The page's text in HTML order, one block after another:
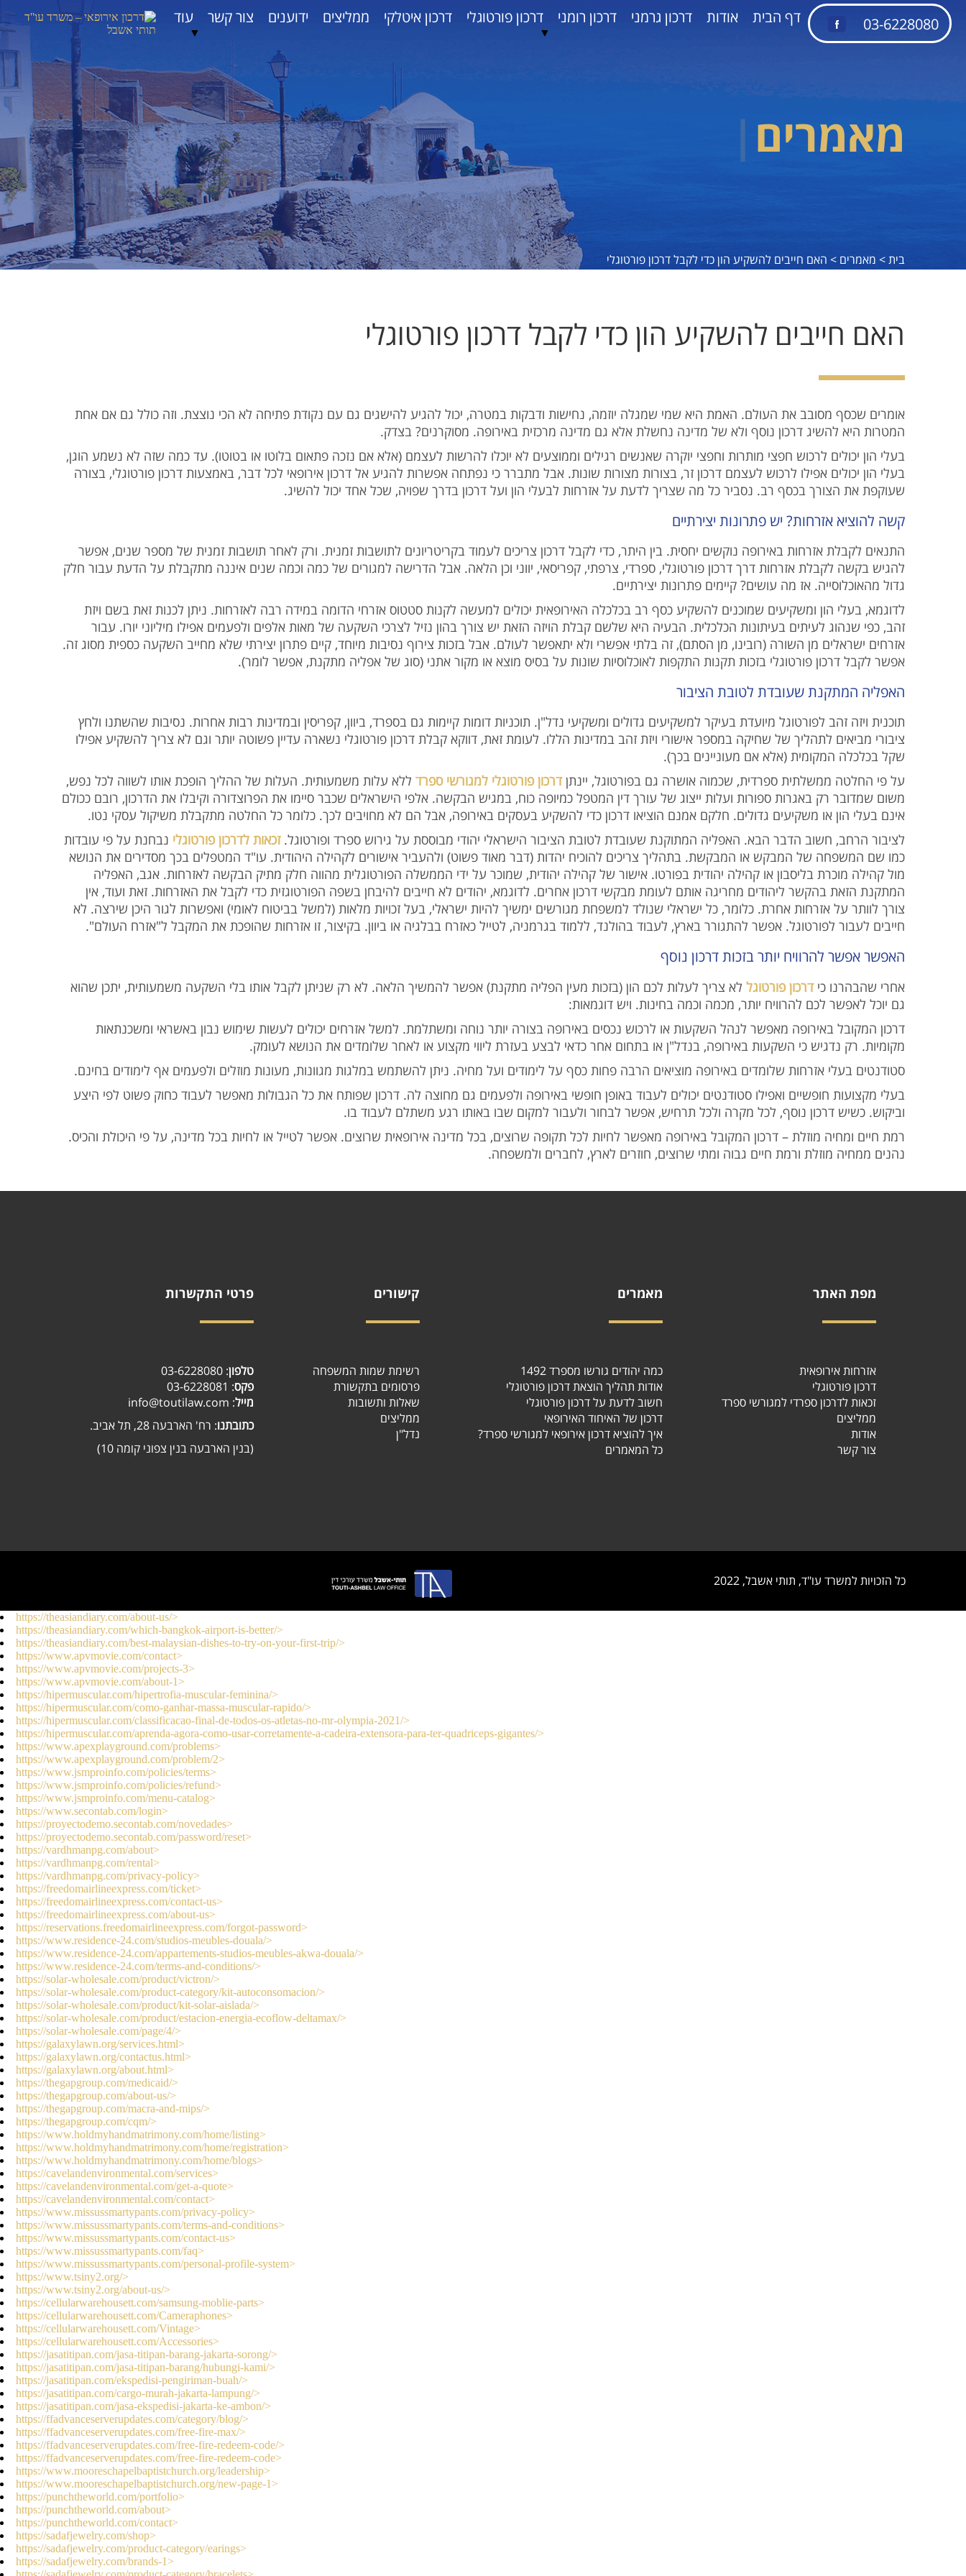
03-6228080 דף הבית אודות דרכון גרמני דרכון רומני דרכון פורטוגלי
▼
דרכון איטלקי ממליצים ידוענים צור קשר עוד
▼
מאמרים |
בית > מאמרים > האם חייבים להשקיע הון כדי לקבל דרכון פורטוגלי
האם חייבים להשקיע הון כדי לקבל דרכון פורטוגלי
אומרים שכסף מסובב את העולם. האמת היא שמי שמגלה יוזמה, נחישות ודבקות במטרה, יכול להגיע להישגים גם עם נקודת פתיחה לא הכי נוצצת. וזה כולל גם אם אחת
המטרות היא להשיג דרכון נוסף ולא של מדינה נחשלת אלא גם מדינה מרכזית באירופה. מסוקרנים? בצדק.
בעלי הון יכולים לרכוש חפצי מותרות וחפצי יוקרה שאנשים רגילים וממוצעים לא יוכלו להרשות לעצמם (אלא אם נזכה פתאום בלוטו או בטוטו). עד כמה שזה לא נשמע הוגן,
בעלי הון יכולים אפילו לרכוש לעצמם דרכון זר, בצורות מצורות שונות. אבל מתברר כי נפתחה אפשרות להגיע אל דרכון אירופאי לכל דבר, באמצעות דרכון פורטוגלי, בצורה
שעוקפת את הצורך בכסף רב. נסביר כל מה שצריך לדעת על אזרחות לבעלי הון ועל דרכון בדרך שפויה, שכל אחד יכול להשיג.
קשה להוציא אזרחות? יש פתרונות יצירתיים
התנאים לקבלת אזרחות באירופה נוקשים יחסית. בין היתר, כדי לקבל דרכון צריכים לעמוד בקריטריונים לתושבות זמנית. ורק לאחר תושבות זמנית של מספר שנים, אפשר
להגיש בקשה לקבלת אזרחות דרך דרכון פורטוגלי, ספרדי, צרפתי, קפריסאי, יווני וכן הלאה. אבל הדרישה למגורים של כמה וכמה שנים איננה מתקבלת על הדעת עבור חלק
גדול מהאוכלוסייה. אז מה עושים? קיימים פתרונות יצירתיים.
לדוגמא, בעלי הון ומשקיעים שמוכנים להשקיע כסף רב בכלכלה האירופאית יכולים למעשה לקנות סטטוס אזרחי הדומה במידה רבה לאזרחות. ניתן לכנות זאת בשם ויזת
זהב, כפי שנהוג לעיתים בעיתונות הכלכלית. הבעיה היא שלשם קבלת הויזה הזאת יש צורך בהון נזיל לצרכי השקעה של מאות אלפים ולפעמים אפילו מיליוני יורו. עבור
אזרחים ישראלים מן השורה (רובינו, מן הסתם), זה בלתי אפשרי ולא יתאפשר לעולם. אבל בזכות צירוף נסיבות מיוחד, קיים פתרון יצירתי שלא מחייב השקעה כספית מסוג זה.
אפשר לקבל דרכון פורטוגלי בזכות תקנות התקפות לאוכלוסיות שונות על בסיס מוצא או מקור אתני (סוג של אפליה מתקנת, אפשר לומר).
האפליה המתקנת שעובדת לטובת הציבור
תוכנית ויזה זהב לפורטוגל מיועדת בעיקר למשקיעים גדולים ומשקיעי נדל"ן. תוכניות דומות קיימות גם בספרד, ביוון, קפריסין ובמדינות רבות אחרות. נסיבות שהשתנו ולחץ
ציבורי מביאים לתהליך של שחיקה במספר אישורי ויזת זהב במדינות הללו. לעומת זאת, דווקא קבלת דרכון פורטוגלי נשארה עדיין פשוטה יותר וגם לא צריך להשקיע אפילו
שקל בכלכלה המקומית (אלא אם מעוניינים בכך).
על פי החלטה ממשלתית ספרדית, שכמוה אושרה גם בפורטוגל, יינתןדרכון פורטוגלי למגורשי ספרד ללא עלות משמעותית. העלות של ההליך הופכת אותו לשווה לכל נפש,
משום שמדובר רק באגרות ספורות ועלות ייצוג של עורך דין המטפל כמיופה כוח, במגיש הבקשה. אלפי הישראלים שכבר סיימו את הפרוצדורה וקיבלו את הדרכון, רובם ככולם
אינם בעלי הון או משקיעים גדולים. חלקם אמנם הוציאו דרכון כדי להשקיע בעסקים באירופה, אבל הם לא מחויבים לכך. כלומר כל החלטה מתקבלת משיקול עסקי נטו.
לציבור הרחב, חשוב הדבר הבא. האפליה המתוקנת שעובדת לטובת הציבור הישראלי יהודי מבוססת על גירוש ספרד ופורטוגל.זכאות לדרכון פורטוגלי נבחנת על פי עובדות
כמו שם המשפחה של המבקש או המבקשת. בתהליך צריכים להוכיח יהדות (דבר מאוד פשוט) ולהעביר אישורים לקהילה היהודית. עו"ד המטפלים בכך מסדירים את הנושא
מול קהילה מוכרת בליסבון או קהילה יהודית בפורטו. אישור של קהילה יהודית, שמוכר על ידי הממשלה הפורטוגלית מהווה חלק מתיק הבקשה לאזרחות. אגב, האפליה
המתקנת הזאת בהקשר ליהודים מחריגה אותם לעומת מבקשי דרכון אחרים. לדוגמא, יהודים לא חייבים להיבחן בשפה הפורטוגזית כדי לקבל את האזרחות. זאת ועוד, אין
צורך לוותר על אזרחות אחרת. כלומר, כל ישראלי שנולד למשפחת מגורשים ימשיך להיות ישראלי, בעל זכויות מלאות (למשל בביטוח לאומי) ואפשרות לגור היכן שירצה. לא
חייבים לעבור לפורטוגל. אפשר להתגורר בארץ, לעבוד בהולנד, ללמוד בגרמניה, לטייל כאזרח בבלגיה או ביוון. בקיצור, זו אזרחות שהופכת את המקבל ל"אזרח העולם".
האפשר אפשר להרוויח יותר בזכות דרכון נוסף
אחרי שהבהרנו כידרכון פורטוגל לא צריך לעלות לכם הון (בזכות מעין הפליה מתקנת) אפשר להמשיך הלאה. לא רק שניתן לקבל אותו בלי השקעה משמעותית, יתכן שהוא
גם יוכל לאפשר לכם להרוויח יותר, מכמה וכמה בחינות. ויש דוגמאות:
דרכון המקובל באירופה מאפשר לנהל השקעות או לרכוש נכסים באירופה בצורה יותר נוחה ומשתלמת. למשל אזרחים יכולים לעשות שימוש נבון באשראי ומשכנתאות
מקומיות. רק נדגיש כי השקעות באירופה, בנדל"ן או בתחום אחר כדאי לבצע בעזרת ליווי מקצוע או לאחר שלומדים את הנושא לעומק.
סטודנטים בעלי אזרחות שלומדים באירופה מוציאים הרבה פחות כסף על לימודים ועל מחיה. ניתן להשתמש במלגות מגוונות, מעונות מוזלים ולפעמים אף לימודים בחינם.
בעלי מקצועות חופשיים ואפילו סטודנטים יכולים לעבוד באופן חופשי באירופה ולפעמים גם מחוצה לה. דרכון שפותח את כל הגבולות מאפשר לעבוד כחוק פשוט לפי היצע
וביקוש. כשיש דרכון נוסף, לכל מקרה ולכל תרחיש, אפשר לבחור ולעבור למקום שבו באותו רגע משתלם לעבוד בו.
רמת חיים ומחיה מוזלת – דרכון המקובל באירופה מאפשר לחיות לכל תקופה שרוצים, בכל מדינה אירופאית שרוצים. אפשר לטייל או לחיות בכל מדינה, על פי היכולת והכיס.
נהנים ממחיה מוזלת ורמת חיים גבוה ומתי שרוצים, חוזרים לארץ, לחברים ולמשפחה.
מפת האתר
אזרחות אירופאית
דרכון פורטוגלי
זכאות לדרכון ספרדי למגורשי ספרד
ממליצים
אודות
צור קשר
מאמרים
כמה יהודים גורשו מספרד 1492
אודות תהליך הוצאת דרכון פורטוגלי
חשוב לדעת על דרכון פורטוגלי
דרכון של האיחוד האירופאי
איך להוציא דרכון אירופאי למגורשי ספרד?
כל המאמרים
קישורים
רשימת שמות המשפחה
פרסומים בתקשורת
שאלות ותשובות
ממליצים
נדל"ן
פרטי התקשרות
טלפון:
03-6228080
פקס: 03-6228081
מייל: info@toutilaw.com
כתובתנו: רח' הארבעה 28, תל אביב.
(בנין הארבעה בנין צפוני קומה 10)
כל הזכויות למשרד עו"ד, תותי אשבל, 2022
https://theasiandiary.com/about-us/>
https://theasiandiary.com/which-bangkok-airport-is-better/>
https://theasiandiary.com/best-malaysian-dishes-to-try-on-your-first-trip/>
https://www.apvmovie.com/contact>
https://www.apvmovie.com/projects-3>
https://www.apvmovie.com/about-1>
https://hipermuscular.com/hipertrofia-muscular-feminina/>
https://hipermuscular.com/como-ganhar-massa-muscular-rapido/>
https://hipermuscular.com/classificacao-final-de-todos-os-atletas-no-mr-olympia-2021/>
https://hipermuscular.com/aprenda-agora-como-usar-corretamente-a-cadeira-extensora-para-ter-quadriceps-gigantes/>
https://www.apexplayground.com/problems>
https://www.apexplayground.com/problem/2>
https://www.jsmproinfo.com/policies/terms>
https://www.jsmproinfo.com/policies/refund>
https://www.jsmproinfo.com/menu-catalog>
https://www.secontab.com/login>
https://proyectodemo.secontab.com/novedades>
https://proyectodemo.secontab.com/password/reset>
https://vardhmanpg.com/about>
https://vardhmanpg.com/rental>
https://vardhmanpg.com/privacy-policy>
https://freedomairlineexpress.com/ticket>
https://freedomairlineexpress.com/contact-us>
https://freedomairlineexpress.com/about-us>
https://reservations.freedomairlineexpress.com/forgot-password>
https://www.residence-24.com/studios-meubles-douala/>
https://www.residence-24.com/appartements-studios-meubles-akwa-douala/>
https://www.residence-24.com/terms-and-conditions/>
https://solar-wholesale.com/product/victron/>
https://solar-wholesale.com/product-category/kit-autoconsomacion/>
https://solar-wholesale.com/product/kit-solar-aislada/>
https://solar-wholesale.com/product/estacion-energia-ecoflow-deltamax/>
https://solar-wholesale.com/page/4/>
https://galaxylawn.org/services.html>
https://galaxylawn.org/contactus.html>
https://galaxylawn.org/about.html>
https://thegapgroup.com/medicaid/>
https://thegapgroup.com/about-us/>
https://thegapgroup.com/macra-and-mips/>
https://thegapgroup.com/cqm/>
https://www.holdmyhandmatrimony.com/home/listing>
https://www.holdmyhandmatrimony.com/home/registration>
https://www.holdmyhandmatrimony.com/home/blogs>
https://cavelandenvironmental.com/services>
https://cavelandenvironmental.com/get-a-quote>
https://cavelandenvironmental.com/contact>
https://www.missussmartypants.com/privacy-policy>
https://www.missussmartypants.com/terms-and-conditions>
https://www.missussmartypants.com/contact-us>
https://www.missussmartypants.com/faq>
https://www.missussmartypants.com/personal-profile-system>
https://www.tsiny2.org/>
https://www.tsiny2.org/about-us/>
https://cellularwarehousett.com/samsung-moblie-parts>
https://cellularwarehousett.com/Cameraphones>
https://cellularwarehousett.com/Vintage>
https://cellularwarehousett.com/Accessories>
https://jasatitipan.com/jasa-titipan-barang-jakarta-sorong/>
https://jasatitipan.com/jasa-titipan-barang/hubungi-kami/>
https://jasatitipan.com/ekspedisi-pengiriman-buah/>
https://jasatitipan.com/cargo-murah-jakarta-lampung/>
https://jasatitipan.com/jasa-ekspedisi-jakarta-ke-ambon/>
https://ffadvanceserverupdates.com/category/blog/>
https://ffadvanceserverupdates.com/free-fire-max/>
https://ffadvanceserverupdates.com/free-fire-redeem-code/>
https://ffadvanceserverupdates.com/free-fire-redeem-code>
https://www.mooreschapelbaptistchurch.org/leadership>
https://www.mooreschapelbaptistchurch.org/new-page-1>
https://punchtheworld.com/portfolio>
https://punchtheworld.com/about>
https://punchtheworld.com/contact>
https://sadafjewelry.com/shop>
https://sadafjewelry.com/product-category/earings>
https://sadafjewelry.com/brands-1>